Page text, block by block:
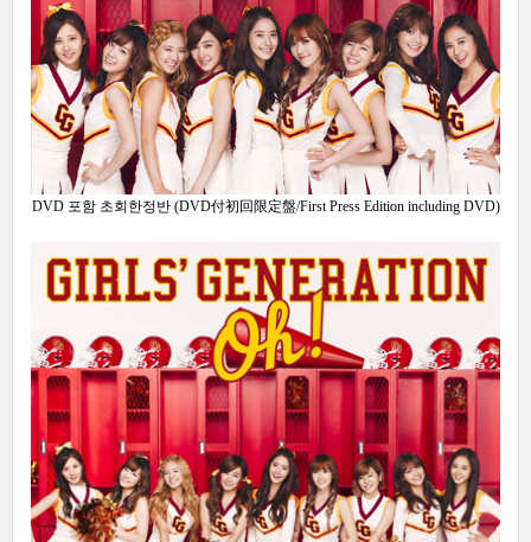
DVD 포함 초회한정반 (DVD付初回限定盤/First Press Edition including DVD)